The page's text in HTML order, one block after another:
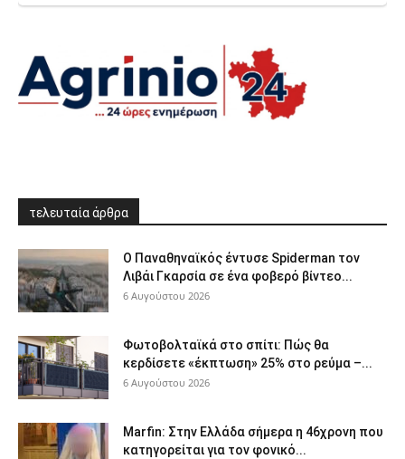
τελευταία άρθρα
Ο Παναθηναϊκός έντυσε Spiderman τον
Λιβάι Γκαρσία σε ένα φοβερό βίντεο...
6 Αυγούστου 2026
Φωτοβολταϊκά στο σπίτι: Πώς θα
κερδίσετε «έκπτωση» 25% στο ρεύμα –...
6 Αυγούστου 2026
Marfin: Στην Ελλάδα σήμερα η 46χρονη που
κατηγορείται για τον φονικό...